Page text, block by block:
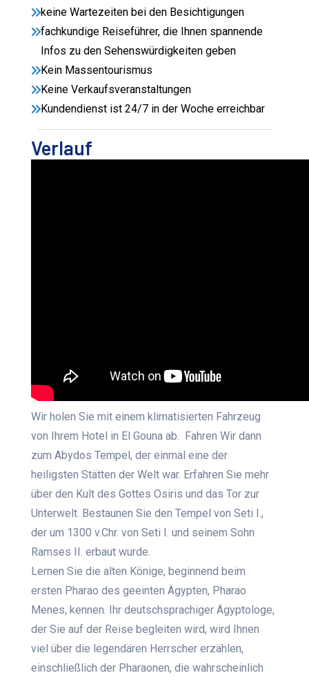
keine Wartezeiten bei den Besichtigungen
fachkundige Reiseführer, die Ihnen spannende
Infos zu den Sehenswürdigkeiten geben
Kein Massentourismus
Keine Verkaufsveranstaltungen
Kundendienst ist 24/7 in der Woche erreichbar
Verlauf
Wir holen Sie mit einem klimatisierten Fahrzeug
von Ihrem Hotel in El Gouna ab. Fahren Wir dann
zum Abydos Tempel, der einmal eine der
heiligsten Stätten der Welt war. Erfahren Sie mehr
über den Kult des Gottes Osiris und das Tor zur
Unterwelt. Bestaunen Sie den Tempel von Seti I.,
der um 1300 v.Chr. von Seti I. und seinem Sohn
Ramses II. erbaut wurde.
Lernen Sie die alten Könige, beginnend beim
ersten Pharao des geeinten Ägypten, Pharao
Menes, kennen. Ihr deutschsprachiger Ägyptologe,
der Sie auf der Reise begleiten wird, wird Ihnen
viel über die legendären Herrscher erzählen,
einschließlich der Pharaonen, die wahrscheinlich